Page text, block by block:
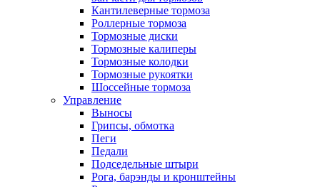
Кантилеверные тормоза
Роллерные тормоза
Тормозные диски
Тормозные калиперы
Тормозные колодки
Тормозные рукоятки
Шоссейные тормоза
Управление
Выносы
Грипсы, обмотка
Пеги
Педали
Подседельные штыри
Рога, барэнды и кронштейны